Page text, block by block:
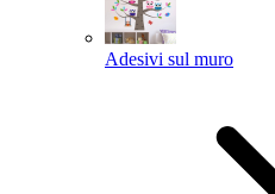
Adesivi sul muro